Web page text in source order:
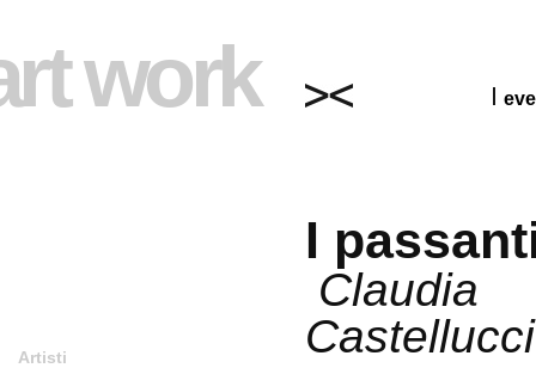
work
Artisti
I
Claudia
Castellucci